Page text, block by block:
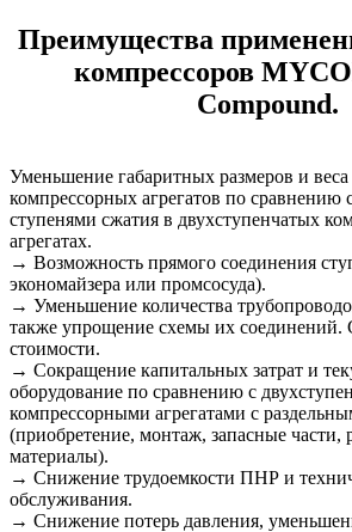
Преимущества
компрессоров
Compound.
Уменьшение габаритных размеров и
компрессорных агрегатов по сравнению
ступенями сжатия в двухступенчатых
агрегатах.
→ Возможность прямого соединения
экономайзера или промсосуда).
→ Уменьшение количества
также упрощение схемы их
стоимости.
→ Сокращение капитальных затрат и
оборудование по сравнению с
компрессорными агрегатами с
(приобретение, монтаж, запасные части,
материалы).
→ Снижение трудоемкости ПНР и
обслуживания.
→ Снижение потерь давления,